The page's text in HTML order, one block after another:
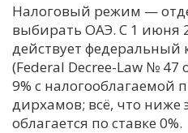
Налоговый режим —
выбирать ОАЭ. С 1 июня
действует
(Federal Decree-Law № 47
9% с
дирхамов; всё, что ниже
облагается по ставке 0%.